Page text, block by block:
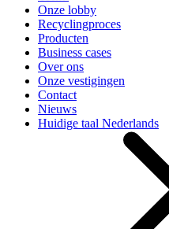
Onze lobby
Recyclingproces
Producten
Business cases
Over ons
Onze vestigingen
Contact
Nieuws
Huidige taal Nederlands